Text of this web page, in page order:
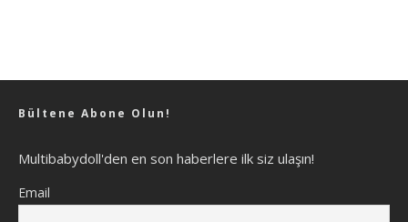
Bültene Abone Olun!
Multibabydoll'den en son haberlere ilk siz ulaşın!
Email